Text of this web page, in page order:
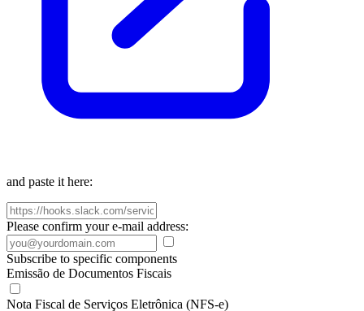
and paste it here:
Please confirm your e-mail address:
Subscribe to specific components
Emissão de Documentos Fiscais
Nota Fiscal de Serviços Eletrônica (NFS-e)